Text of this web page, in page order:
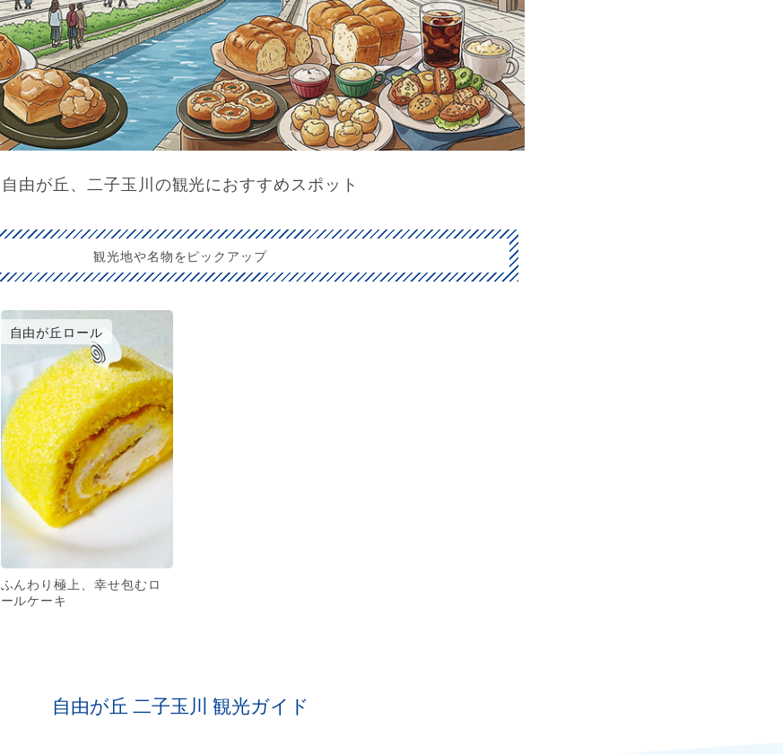
自由が丘、二子玉川の観光におすすめスポット
観光地や名物をピックアップ
自由が丘ロール
ふんわり極上、幸せ包むロ
ールケーキ
自由が丘 二子玉川 観光ガイド